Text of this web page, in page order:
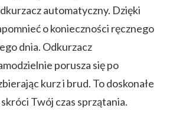
automatyczny. Dzięki
o konieczności ręcznego
dnia. Odkurzacz
porusza się po
kurz i brud. To doskonałe
Twój czas sprzątania.